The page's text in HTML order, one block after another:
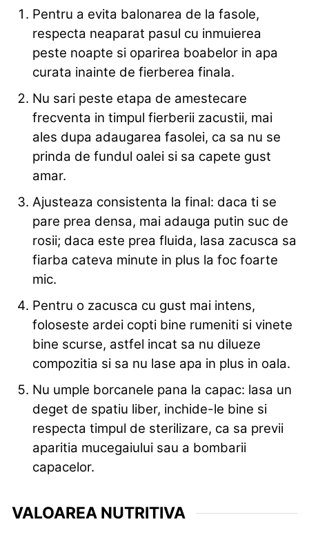
Pentru a evita balonarea de la fasole,
respecta neaparat pasul cu inmuierea
peste noapte si oparirea boabelor in apa
curata inainte de fierberea finala.
Nu sari peste etapa de amestecare
frecventa in timpul fierberii zacustii, mai
ales dupa adaugarea fasolei, ca sa nu se
prinda de fundul oalei si sa capete gust
amar.
Ajusteaza consistenta la final: daca ti se
pare prea densa, mai adauga putin suc de
rosii; daca este prea fluida, lasa zacusca sa
fiarba cateva minute in plus la foc foarte
mic.
Pentru o zacusca cu gust mai intens,
foloseste ardei copti bine rumeniti si vinete
bine scurse, astfel incat sa nu dilueze
compozitia si sa nu lase apa in plus in oala.
Nu umple borcanele pana la capac: lasa un
deget de spatiu liber, inchide-le bine si
respecta timpul de sterilizare, ca sa previi
aparitia mucegaiului sau a bombarii
capacelor.
VALOAREA NUTRITIVA